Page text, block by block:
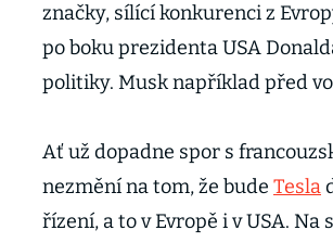
značky, sílící konkurenci z
po boku prezidenta USA
politiky. Musk například před
Ať už dopadne spor s
nezmění na tom, že bude Tesla
řízení, a to v Evropě i v USA.